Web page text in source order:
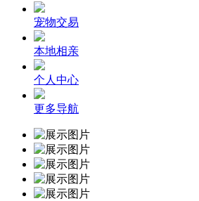
宠物交易
本地相亲
个人中心
更多导航